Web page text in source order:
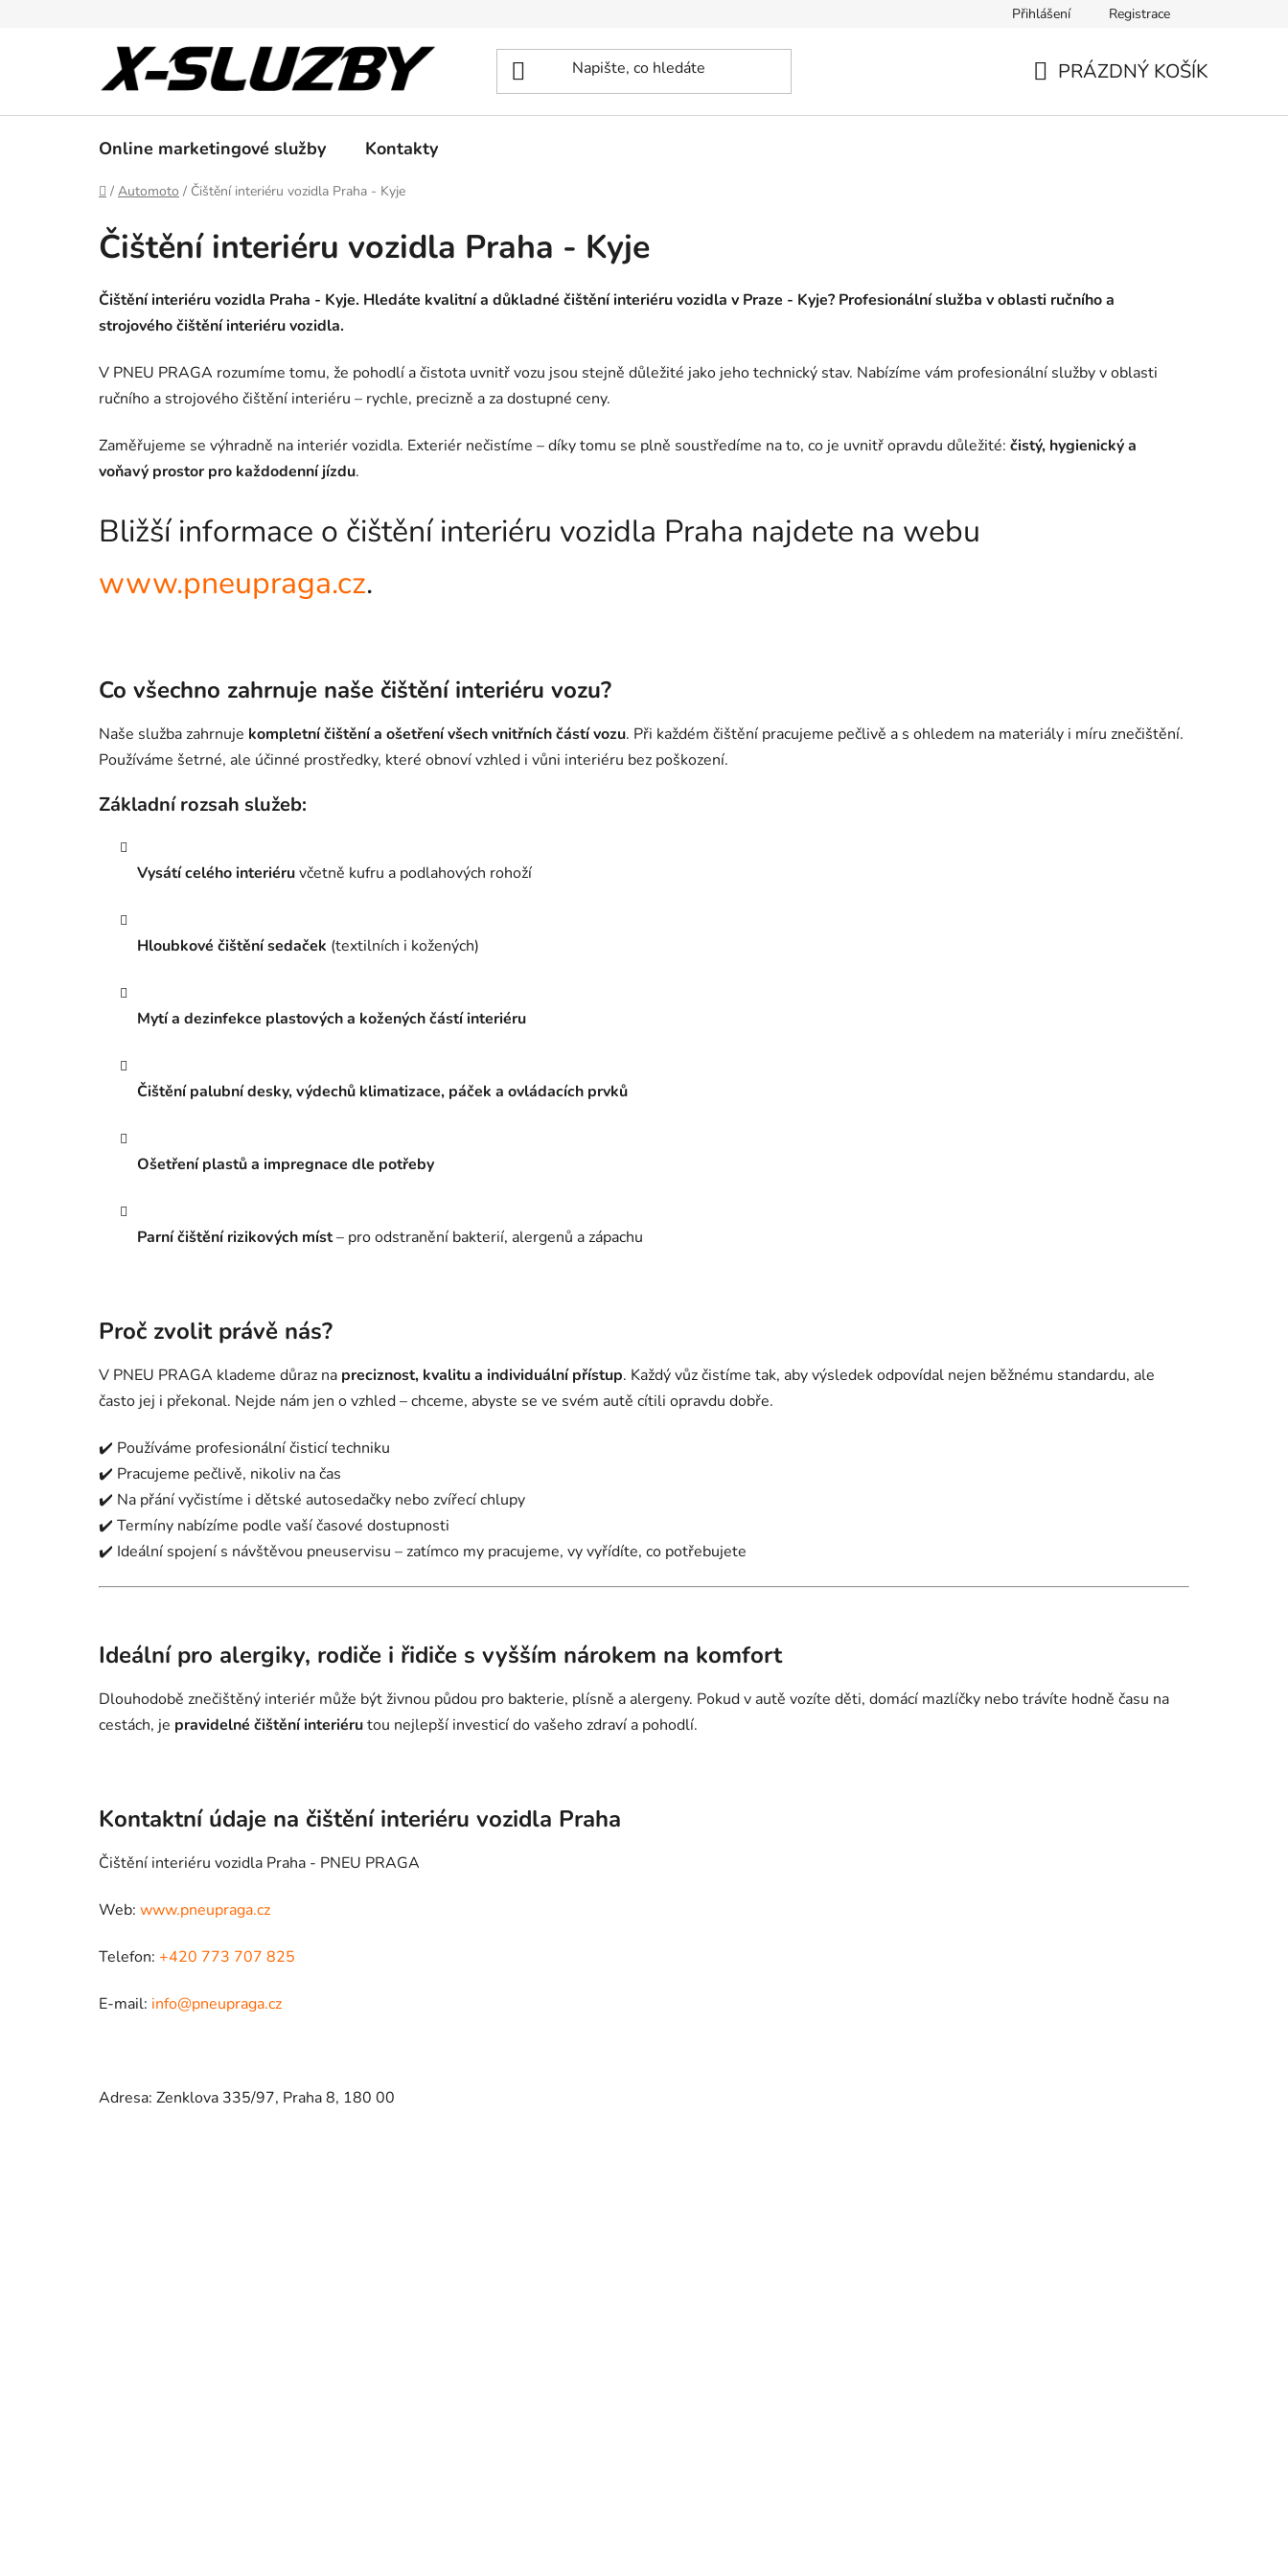
Přihlášení Registrace
PRÁZDNÝ KOŠÍK
Online marketingové služby Kontakty
Domů
/ Automoto / Čištění interiéru vozidla Praha - Kyje
Čištění interiéru vozidla Praha - Kyje
Čištění interiéru vozidla Praha - Kyje. Hledáte kvalitní a důkladné čištění interiéru vozidla v Praze - Kyje? Profesionální služba v oblasti ručního a
strojového čištění interiéru vozidla.
V PNEU PRAGA rozumíme tomu, že pohodlí a čistota uvnitř vozu jsou stejně důležité jako jeho technický stav. Nabízíme vám profesionální služby v oblasti
ručního a strojového čištění interiéru – rychle, precizně a za dostupné ceny.
Zaměřujeme se výhradně na interiér vozidla. Exteriér nečistíme – díky tomu se plně soustředíme na to, co je uvnitř opravdu důležité: čistý, hygienický a
voňavý prostor pro každodenní jízdu.
Bližší informace o čištění interiéru vozidla Praha najdete na webu
www.pneupraga.cz.
Co všechno zahrnuje naše čištění interiéru vozu?
Naše služba zahrnuje kompletní čištění a ošetření všech vnitřních částí vozu. Při každém čištění pracujeme pečlivě a s ohledem na materiály i míru znečištění.
Používáme šetrné, ale účinné prostředky, které obnoví vzhled i vůni interiéru bez poškození.
Základní rozsah služeb:
Vysátí celého interiéruvčetně kufru a podlahových rohoží
Hloubkové čištění sedaček (textilních i kožených)
Mytí a dezinfekce plastových a kožených částí interiéru
Čištění palubní desky, výdechů klimatizace, páček a ovládacích prvků
Ošetření plastů a impregnace dle potřeby
Parní čištění rizikových míst– pro odstranění bakterií, alergenů a zápachu
Proč zvolit právě nás?
V PNEU PRAGA klademe důraz na preciznost, kvalitu a individuální přístup. Každý vůz čistíme tak, aby výsledek odpovídal nejen běžnému standardu, ale
často jej i překonal. Nejde nám jen o vzhled – chceme, abyste se ve svém autě cítili opravdu dobře.
✔️ Používáme profesionální čisticí techniku
✔️ Pracujeme pečlivě, nikoliv na čas
✔️ Na přání vyčistíme i dětské autosedačky nebo zvířecí chlupy
✔️ Termíny nabízíme podle vaší časové dostupnosti
✔️ Ideální spojení s návštěvou pneuservisu – zatímco my pracujeme, vy vyřídíte, co potřebujete
Ideální pro alergiky, rodiče i řidiče s vyšším nárokem na komfort
Dlouhodobě znečištěný interiér může být živnou půdou pro bakterie, plísně a alergeny. Pokud v autě vozíte děti, domácí mazlíčky nebo trávíte hodně času na
cestách, je pravidelné čištění interiérutou nejlepší investicí do vašeho zdraví a pohodlí.
Kontaktní údaje na čištění interiéru vozidla Praha
Čištění interiéru vozidla Praha - PNEU PRAGA
Web: www.pneupraga.cz
Telefon: +420 773 707 825
E-mail: info@pneupraga.cz
Adresa: Zenklova 335/97, Praha 8, 180 00